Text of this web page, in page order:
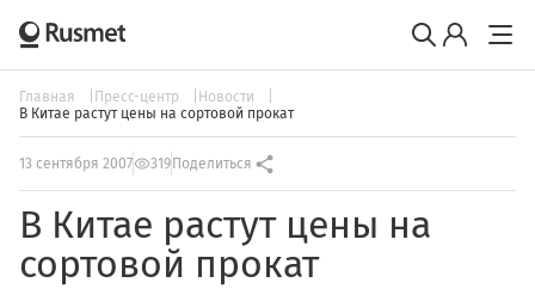
Главная Пресс-центр
Новости
В Китае растут цены на сортовой прокат
13 сентября 2007 319 Поделиться
В Китае растут цены на
сортовой прокат